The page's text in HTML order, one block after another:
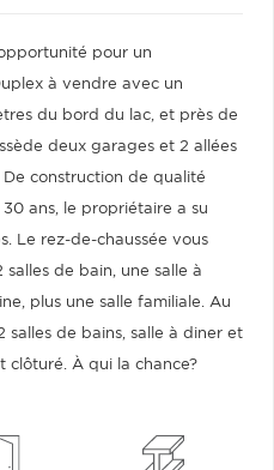
pour un
à vendre avec un
du bord du lac, et près de
deux garages et 2 allées
construction de qualité
ans, le propriétaire a su
Le rez-de-chaussée vous
de bain, une salle à
plus une salle familiale. Au
salles de bains, salle à diner et
clôturé. À qui la chance?